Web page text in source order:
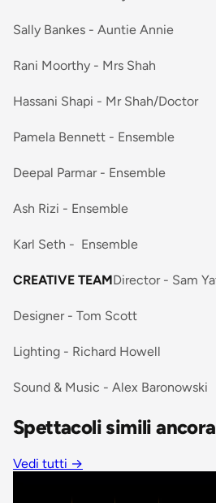
Sally Bankes - Auntie Annie
Rani Moorthy - Mrs Shah
Hassani Shapi - Mr Shah/Doctor
Pamela Bennett - Ensemble
Deepal Parmar - Ensemble
Ash Rizi - Ensemble
Karl Seth - Ensemble
CREATIVE TEAMDirector - Sam
Designer - Tom Scott
Lighting - Richard Howell
Sound & Music - Alex Baronowski
Spettacoli simili
Vedi tutti →